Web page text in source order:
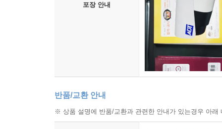
포장 안내
반품/교환 안내
※ 상품 설명에 반품/교환과 관련한 안내가 있는경우 아